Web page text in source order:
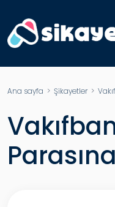
Ana sayfa > Şikayetler>